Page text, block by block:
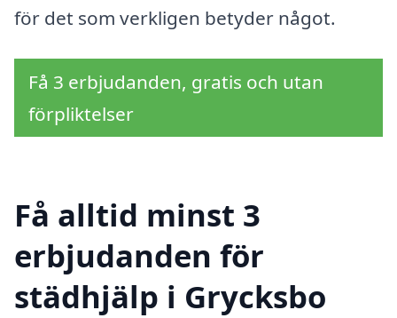
för det som verkligen betyder något.
Få 3 erbjudanden, gratis och utan
förpliktelser
Få alltid minst 3
erbjudanden för
städhjälp i Grycksbo